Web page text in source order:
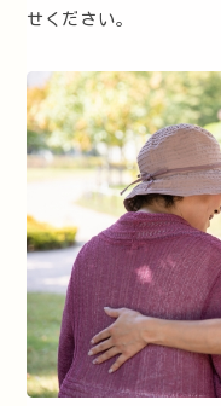
せください。